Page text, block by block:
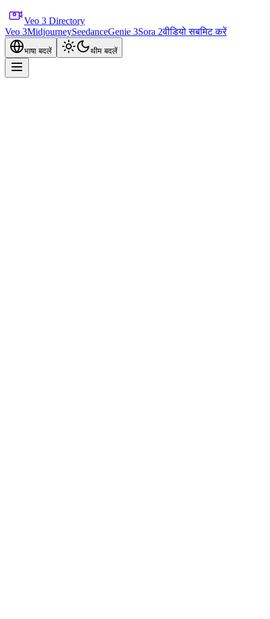
Veo 3 Directory
Veo 3MidjourneySeedanceGenie 3Sora 2वीडियो सबमिट करें
भाषा बदलें थीम बदलें